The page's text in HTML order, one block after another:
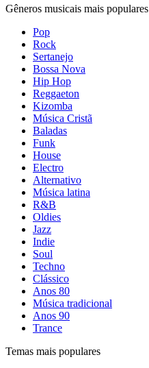
Gêneros musicais mais populares
Pop
Rock
Sertanejo
Bossa Nova
Hip Hop
Reggaeton
Kizomba
Música Cristã
Baladas
Funk
House
Electro
Alternativo
Música latina
R&B
Oldies
Jazz
Indie
Soul
Techno
Clássico
Anos 80
Música tradicional
Anos 90
Trance
Temas mais populares